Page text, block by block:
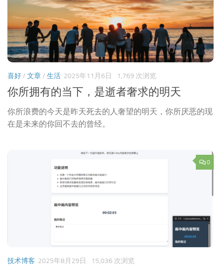
喜好/ 文章/ 生活 2025年11月6日 1,769 次浏览
你所拥有的当下，是逝者奢求的明天
你所浪费的今天是昨天死去的人奢望的明天，你所厌恶的现
在是未来的你回不去的曾经。
0
技术博客 2025年8月29日 15,036 次浏览